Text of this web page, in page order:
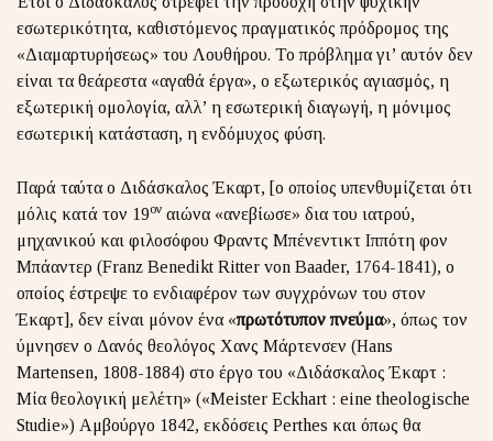
εσωτερικότητα, καθιστόμενος πραγματικός πρόδρομος της
«Διαμαρτυρήσεως» του Λουθήρου. Το πρόβλημα γι’ αυτόν δεν
είναι τα θεάρεστα «αγαθά έργα», ο εξωτερικός αγιασμός, η
εξωτερική ομολογία, αλλ’ η εσωτερική διαγωγή, η μόνιμος
εσωτερική κατάσταση, η ενδόμυχος φύση.
Παρά ταύτα ο Διδάσκαλος Έκαρτ, [ο οποίος υπενθυμίζεται ότι
μόλις κατά τον 19ον αιώνα «ανεβίωσε» δια του ιατρού,
μηχανικού και φιλοσόφου Φραντς Μπένεντικτ Ιππότη φον
Μπάαντερ (Franz Benedikt Ritter von Baader, 1764-1841), ο
οποίος έστρεψε το ενδιαφέρον των συγχρόνων του στον
Έκαρτ], δεν είναι μόνον ένα «πρωτότυπον πνεύμα», όπως τον
ύμνησεν ο Δανός θεολόγος Χανς Μάρτενσεν (Hans
Martensen, 1808-1884) στο έργο του «Διδάσκαλος Έκαρτ :
Μία θεολογική μελέτη» («Meister Eckhart : eine theologische
Studie») Αμβούργο 1842, εκδόσεις Perthes και όπως θα